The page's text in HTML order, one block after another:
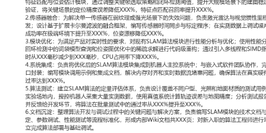
XXX智能是专注于家用扫地机器人研发与生产的科技公司，团队规
是研发具备自主导航与避障能力的智能清洁产品，产品已销往全球
区，与多家国内知名家电品牌建立ODM合作。
SLAM算法汇报对象：部门总监
工作概述：
1.算法开发：针对扫地机器人在复杂家居环境下的建图精度问题，
SLAM算法开发；使用C++实现前端特征匹配与位姿估计模块，通过
闭环检测阈值，提升大规模场景下的建图稳定性；每日运行仿真数